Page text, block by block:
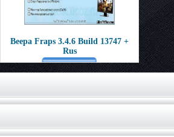
Beepa Fraps 3.4.6 Build 13747 +
Rus